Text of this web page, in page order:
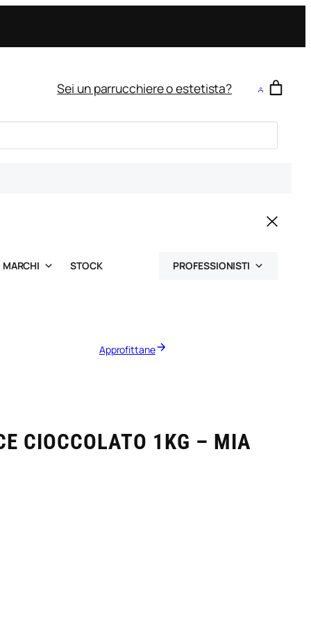
Sei un parrucchiere o estetista?
MARCHI STOCK PROFESSIONISTI
Approfittane
CIOCCOLATO 1KG – MIA